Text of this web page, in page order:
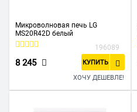
Микроволновая печь LG
MS20R42D белый
196089
8 245 КУПИТЬ
ХОЧУ ДЕШЕВЛЕ!